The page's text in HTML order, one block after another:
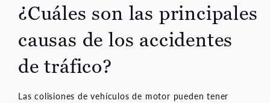
¿Cuáles son las principales
causas de los accidentes
de tráfico?
Las colisiones de vehículos de motor pueden tener